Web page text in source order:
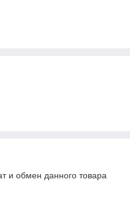
и обмен данного товара